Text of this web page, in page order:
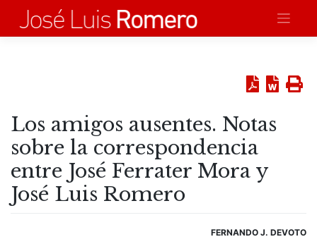
contenido
Los amigos ausentes. Notas
sobre la correspondencia
entre José Ferrater Mora y
José Luis Romero
FERNANDO J. DEVOTO